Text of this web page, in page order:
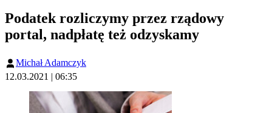
Podatek rozliczymy przez rządowy
portal, nadpłatę też odzyskamy
Michał Adamczyk
12.03.2021 | 06:35